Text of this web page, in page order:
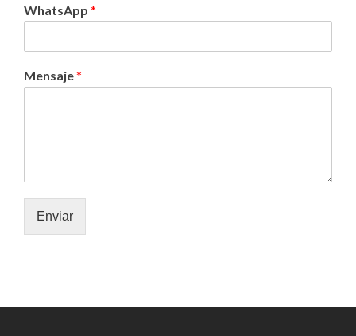
WhatsApp *
Mensaje*
Enviar